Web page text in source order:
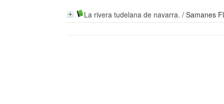
La rivera tudelana de navarra. /Samanes